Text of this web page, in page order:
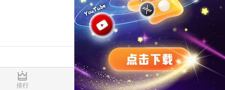
排行 推荐